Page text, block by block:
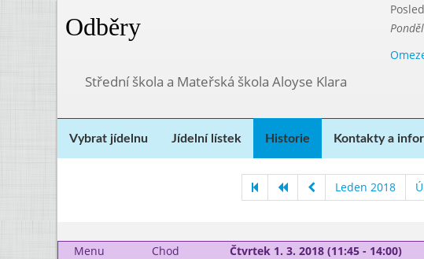
Odběry
Střední škola a Mateřská škola Aloyse Klara
Vybrat jídelnu Jídelní lístek Historie Kontakty a
Leden 2018
Menu
Chod Čtvrtek 1. 3. 2018 (11:45 - 14:00)